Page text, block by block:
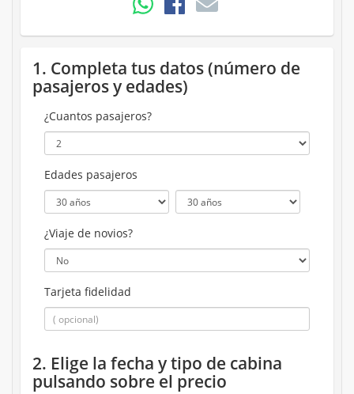
1. Completa tus datos (número de
pasajeros y edades)
¿Cuantos pasajeros?
Edades pasajeros
¿Viaje de novios?
Tarjeta fidelidad
2. Elige la fecha y tipo de cabina
pulsando sobre el precio